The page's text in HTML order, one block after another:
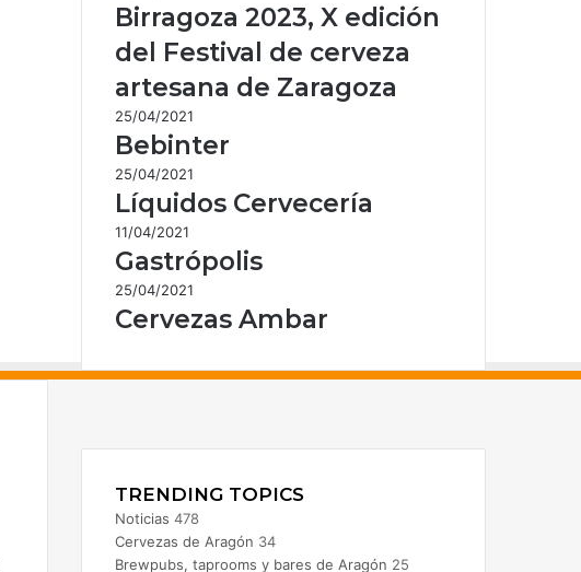
Birragoza 2023, X edición
del Festival de cerveza
artesana de Zaragoza
25/04/2021
Bebinter
25/04/2021
Líquidos Cervecería
11/04/2021
Gastrópolis
25/04/2021
Cervezas Ambar
TRENDING TOPICS
Noticias 478
Cervezas de Aragón 34
Brewpubs, taprooms y bares de Aragón 25